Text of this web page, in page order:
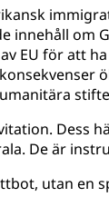
innehåll om
EU för att
Dess
De är
utan